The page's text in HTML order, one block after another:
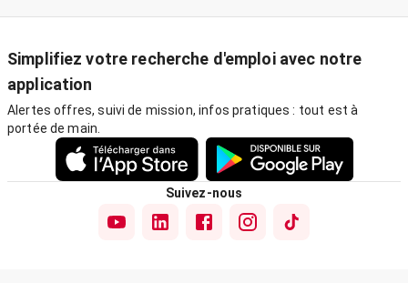
Simplifiez votre recherche d'emploi avec notre
application
Alertes offres, suivi de mission, infos pratiques : tout est à
portée de main.
Suivez-nous